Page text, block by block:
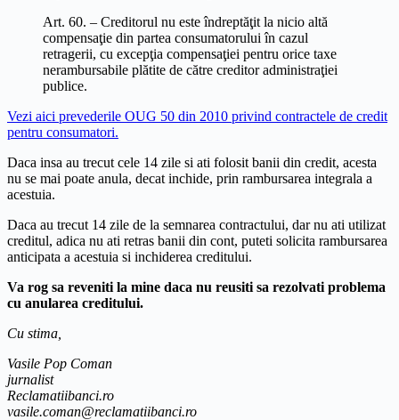
Art. 60. – Creditorul nu este îndreptăţit la nicio altă
compensaţie din partea consumatorului în cazul
retragerii, cu excepţia compensaţiei pentru orice taxe
nerambursabile plătite de către creditor administraţiei
publice.
Vezi aici prevederile OUG 50 din 2010 privind contractele de credit
pentru consumatori.
Daca insa au trecut cele 14 zile si ati folosit banii din credit, acesta
nu se mai poate anula, decat inchide, prin rambursarea integrala a
acestuia.
Daca au trecut 14 zile de la semnarea contractului, dar nu ati utilizat
creditul, adica nu ati retras banii din cont, puteti solicita rambursarea
anticipata a acestuia si inchiderea creditului.
Va rog sa reveniti la mine daca nu reusiti sa rezolvati problema
cu anularea creditului.
Cu stima,
Vasile Pop Coman
jurnalist
Reclamatiibanci.ro
vasile.coman@reclamatiibanci.ro